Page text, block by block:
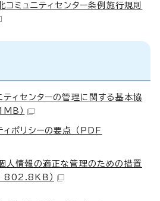
コミュニティセンター条例施行規則
ティセンターの管理に関する基本協
）
ィポリシーの要点 （PDF
人情報の適正な管理のための措置
802.8KB）